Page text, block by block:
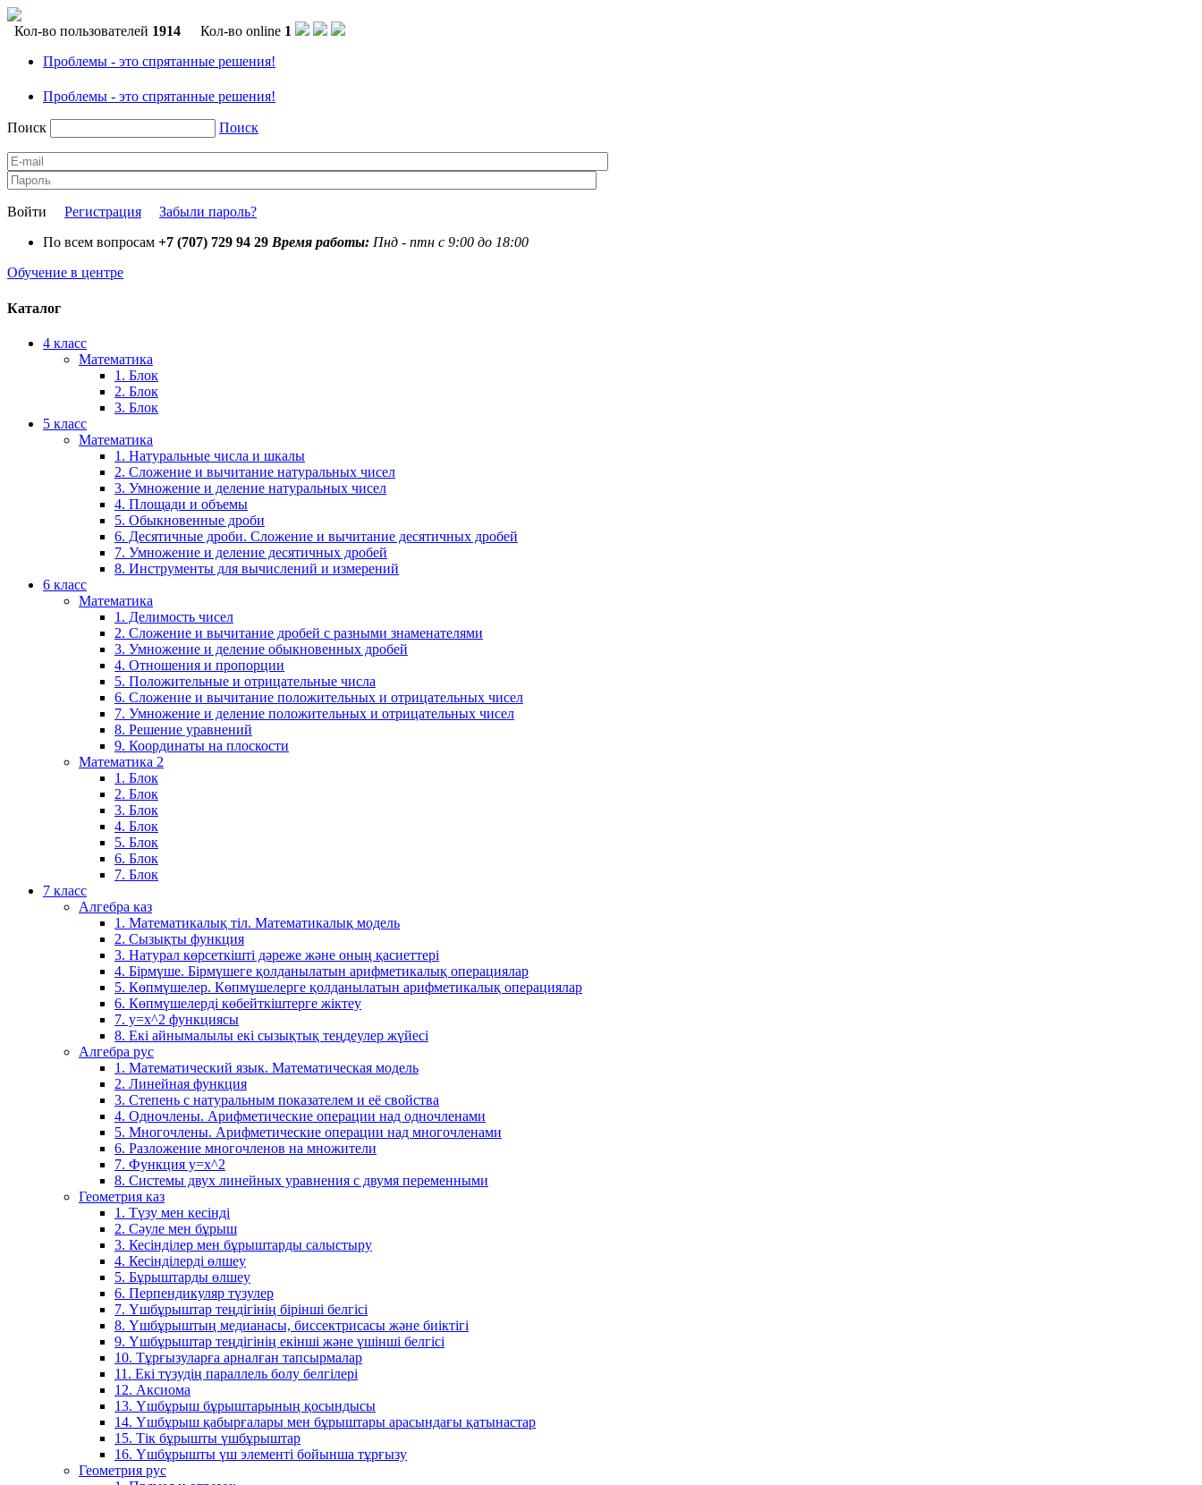
Кол-во пользователей 1914 Кол-во online 1
Проблемы - это спрятанные решения!
Проблемы - это спрятанные решения!
Поиск Поиск
Войти Регистрация
Забыли пароль?
По всем вопросам +7 (707) 729 94 29 Время работы: Пнд - птн с 9:00 до 18:00
Обучение в центре
Каталог
4 класс
Математика
1. Блок
2. Блок
3. Блок
5 класс
Математика
1. Натуральные числа и шкалы
2. Сложение и вычитание натуральных чисел
3. Умножение и деление натуральных чисел
4. Площади и объемы
5. Обыкновенные дроби
6. Десятичные дроби. Сложение и вычитание десятичных дробей
7. Умножение и деление десятичных дробей
8. Инструменты для вычислений и измерений
6 класс
Математика
1. Делимость чисел
2. Сложение и вычитание дробей с разными знаменателями
3. Умножение и деление обыкновенных дробей
4. Отношения и пропорции
5. Положительные и отрицательные числа
6. Сложение и вычитание положительных и отрицательных чисел
7. Умножение и деление положительных и отрицательных чисел
8. Решение уравнений
9. Координаты на плоскости
Математика 2
1. Блок
2. Блок
3. Блок
4. Блок
5. Блок
6. Блок
7. Блок
7 класс
Алгебра каз
1. Математикалық тіл. Математикалық модель
2. Сызықты функция
3. Натурал көрсеткішті дәреже және оның қасиеттері
4. Бірмүше. Бірмүшеге қолданылатын арифметикалық операциялар
5. Көпмүшелер. Көпмүшелерге қолданылатын арифметикалық операциялар
6. Көпмүшелерді көбейткіштерге жіктеу
7. у=х^2 функциясы
8. Екі айнымалылы екі сызықтық теңдеулер жүйесі
Алгебра рус
1. Математический язык. Математическая модель
2. Линейная функция
3. Степень с натуральным показателем и её свойства
4. Одночлены. Арифметические операции над одночленами
5. Многочлены. Арифметические операции над многочленами
6. Разложение многочленов на множители
7. Функция y=x^2
8. Системы двух линейных уравнения с двумя переменными
Геометрия каз
1. Түзу мен кесінді
2. Сәуле мен бұрыш
3. Кесінділер мен бұрыштарды салыстыру
4. Кесінділерді өлшеу
5. Бұрыштарды өлшеу
6. Перпендикуляр түзулер
7. Үшбұрыштар теңдігінің бірінші белгісі
8. Үшбұрыштың медианасы, биссектрисасы және биіктігі
9. Үшбұрыштар теңдігінің екінші және үшінші белгісі
10. Тұрғызуларға арналған тапсырмалар
11. Екі түзудің параллель болу белгілері
12. Аксиома
13. Үшбұрыш бұрыштарының қосындысы
14. Үшбұрыш қабырғалары мен бұрыштары арасындағы қатынастар
15. Тік бұрышты үшбұрыштар
16. Үшбұрышты үш элементі бойынша тұрғызу
Геометрия рус